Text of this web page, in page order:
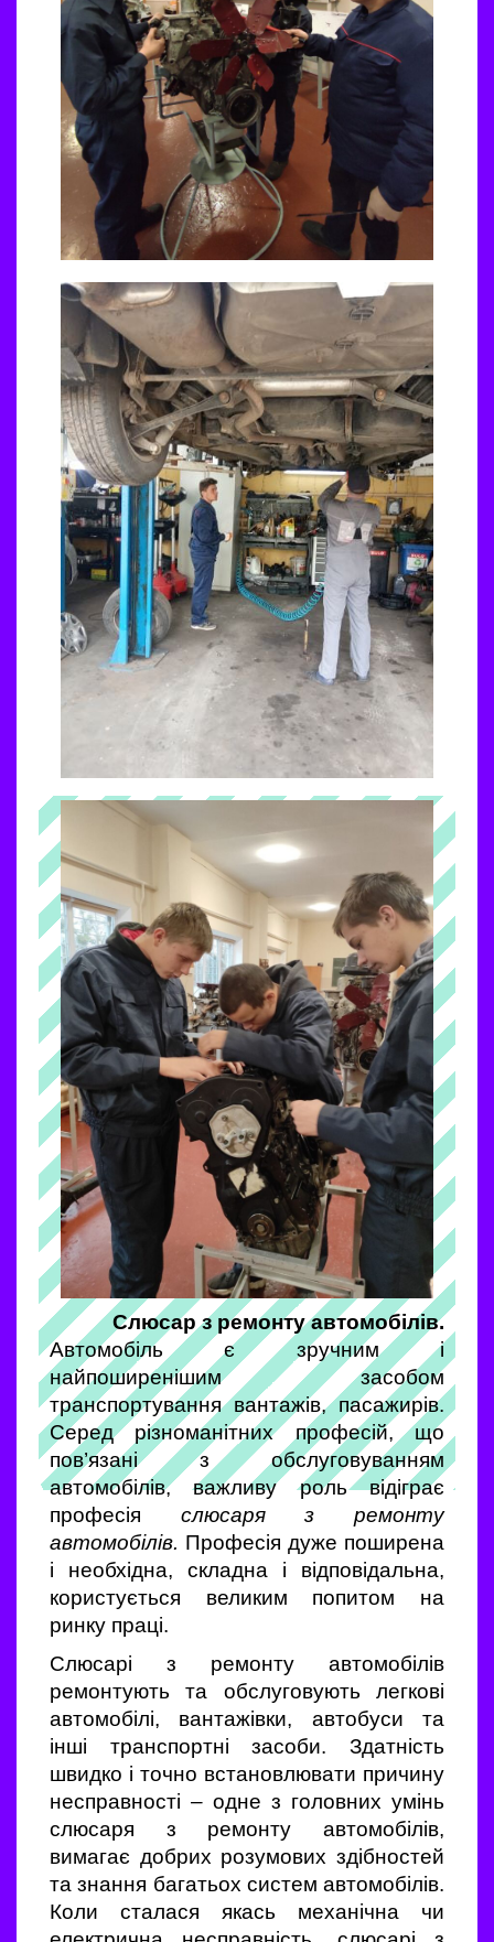
Слюсар з ремонту автомобілів.
Автомобіль є зручним і
найпоширенішим засобом
транспортування вантажів, пасажирів.
Серед різноманітних професій, що
пов’язані з обслуговуванням
автомобілів, важливу роль відіграє
професія слюсаря з ремонту
автомобілів. Професія дуже поширена
і необхідна, складна і відповідальна,
користується великим попитом на
ринку праці.
Слюсарі з ремонту автомобілів
ремонтують та обслуговують легкові
автомобілі, вантажівки, автобуси та
інші транспортні засоби. Здатність
швидко і точно встановлювати причину
несправності – одне з головних умінь
слюсаря з ремонту автомобілів,
вимагає добрих розумових здібностей
та знання багатьох систем автомобілів.
Коли сталася якась механічна чи